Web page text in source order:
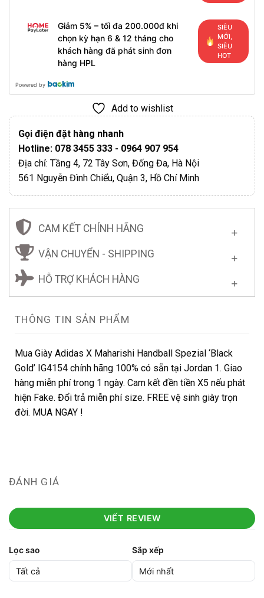
Giảm 5% – tối đa 200.000đ khi
chọn kỳ hạn 6 & 12 tháng cho
khách hàng đã phát sinh đơn
hàng HPL
SIÊU
MỚI,
SIÊU
HOT
Powered by
Add to wishlist
Gọi điện đặt hàng nhanh
Hotline: 078 3455 333 - 0964 907 954
Địa chỉ: Tầng 4, 72 Tây Sơn, Đống Đa, Hà Nội
561 Nguyễn Đình Chiểu, Quận 3, Hồ Chí Minh
CAM KẾT CHÍNH HÃNG
VẬN CHUYỂN - SHIPPING
HỖ TRỢ KHÁCH HÀNG
THÔNG TIN SẢN PHẨM
Mua Giày Adidas X Maharishi Handball Spezial ‘Black
Gold’ IG4154 chính hãng 100% có sẵn tại Jordan 1. Giao
hàng miễn phí trong 1 ngày. Cam kết đền tiền X5 nếu phát
hiện Fake. Đổi trả miễn phí size. FREE vệ sinh giày trọn
đời. MUA NGAY !
ĐÁNH GIÁ
VIẾT REVIEW
Lọc sao Sắp xếp